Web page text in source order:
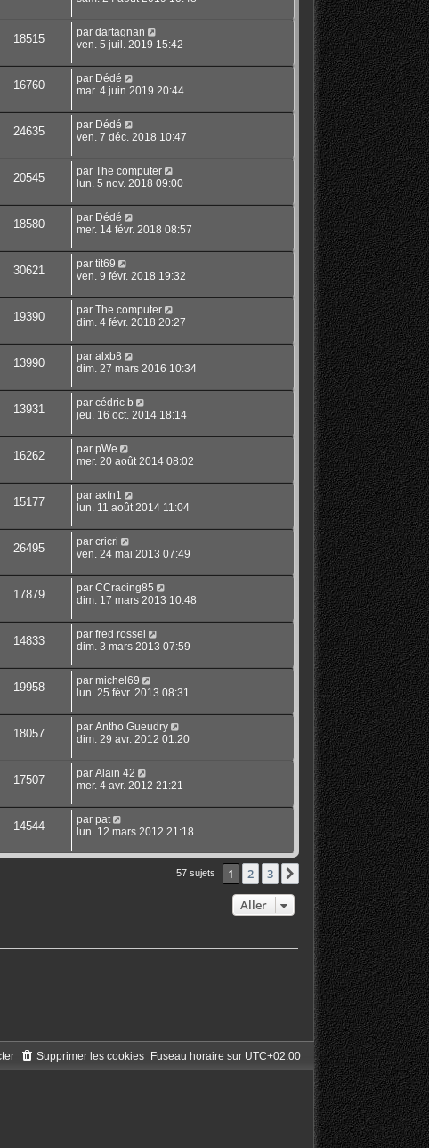
18515 par dartagnan
ven. 5 juil. 2019 15:42
16760 par Dédé
mar. 4 juin 2019 20:44
24635 par Dédé
ven. 7 déc. 2018 10:47
20545 par The computer
lun. 5 nov. 2018 09:00
18580 par Dédé
mer. 14 févr. 2018 08:57
30621 par tit69
ven. 9 févr. 2018 19:32
19390 par The computer
dim. 4 févr. 2018 20:27
13990 par alxb8
dim. 27 mars 2016 10:34
13931 par cédric b
jeu. 16 oct. 2014 18:14
16262 par pWe
mer. 20 août 2014 08:02
15177 par axfn1
lun. 11 août 2014 11:04
26495 par cricri
ven. 24 mai 2013 07:49
17879 par CCracing85
dim. 17 mars 2013 10:48
14833 par fred rossel
dim. 3 mars 2013 07:59
19958 par michel69
lun. 25 févr. 2013 08:31
18057 par Antho Gueudry
dim. 29 avr. 2012 01:20
17507 par Alain 42
mer. 4 avr. 2012 21:21
14544 par pat
lun. 12 mars 2012 21:18
57 sujets 1 2 3 Suivant
Aller
Fuseau horaire sur UTC+02:00
Supprimer les cookies